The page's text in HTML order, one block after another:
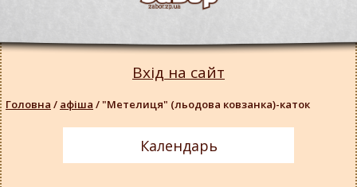
Вхід на сайт
Головна / афіша /"Метелиця" (льодова ковзанка)-каток
Календарь